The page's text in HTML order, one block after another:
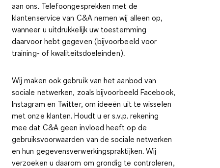
aan ons. Telefoongesprekken met de
klantenservice van C&A nemen wij alleen op,
wanneer u uitdrukkelijk uw toestemming
daarvoor hebt gegeven (bijvoorbeeld voor
training- of kwaliteitsdoeleinden).
Wij maken ook gebruik van het aanbod van
sociale netwerken, zoals bijvoorbeeld Facebook,
Instagram en Twitter, om ideeën uit te wisselen
met onze klanten. Houdt u er s.v.p. rekening
mee dat C&A geen invloed heeft op de
gebruiksvoorwaarden van de sociale netwerken
en hun gegevensverwerkingspraktijken. Wij
verzoeken u daarom om grondig te controleren,